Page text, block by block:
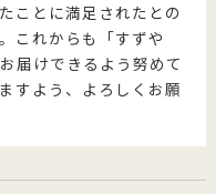
ことに満足されたとの
これからも「すずや
届けできるよう努めて
すよう、よろしくお願